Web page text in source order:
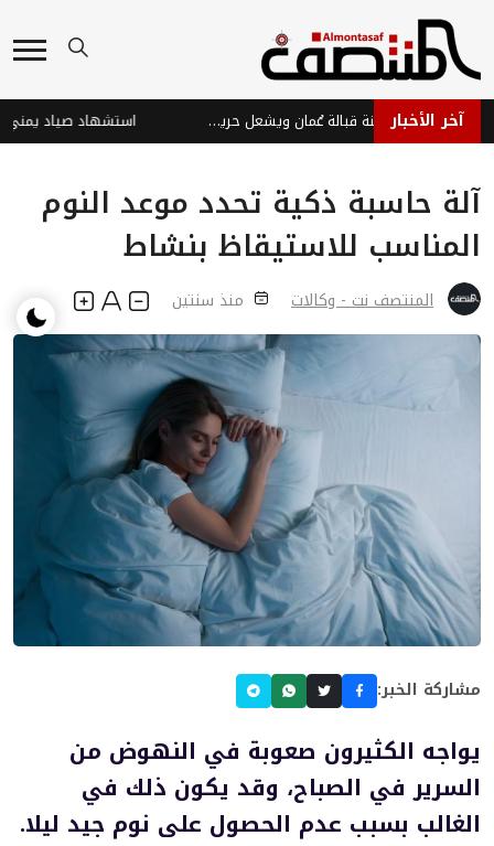
آخر الأخبار مقذوف مجهول يصيب سفينة قبالة عُمان ويشعل حريقاً على متنها
آلة حاسبة ذكية تحدد موعد النوم
المناسب للاستيقاظ بنشاط
المنتصف نت - وكالات منذ سنتين
مشاركة الخبر:
يواجه الكثيرون صعوبة في النهوض من
السرير في الصباح، وقد يكون ذلك في
الغالب بسبب عدم الحصول على نوم جيد ليلا.